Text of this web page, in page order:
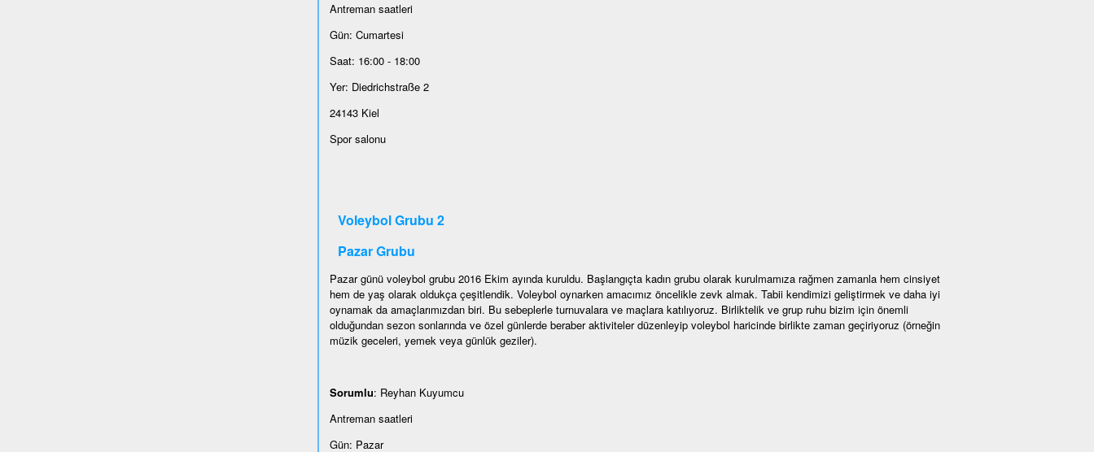
Antreman saatleri
Gün: Cumartesi
Saat: 16:00 - 18:00
Yer: Diedrichstraße 2
24143 Kiel
Spor salonu
Voleybol Grubu 2
Pazar Grubu
Pazar günü voleybol grubu 2016 Ekim ayında kuruldu. Başlangıçta kadın grubu olarak kurulmamıza rağmen zamanla hem cinsiyet
hem de yaş olarak oldukça çeşitlendik. Voleybol oynarken amacımız öncelikle zevk almak. Tabii kendimizi geliştirmek ve daha iyi
oynamak da amaçlarımızdan biri. Bu sebeplerle turnuvalara ve maçlara katılıyoruz. Birliktelik ve grup ruhu bizim için önemli
olduğundan sezon sonlarında ve özel günlerde beraber aktiviteler düzenleyip voleybol haricinde birlikte zaman geçiriyoruz (örneğin
müzik geceleri, yemek veya günlük geziler).
Sorumlu: Reyhan Kuyumcu
Antreman saatleri
Gün: Pazar